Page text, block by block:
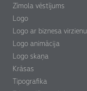
Zīmola vēstījums
Logo
Logo ar biznesa virzienu
Logo animācija
Logo skaņa
Krāsas
Tipografika